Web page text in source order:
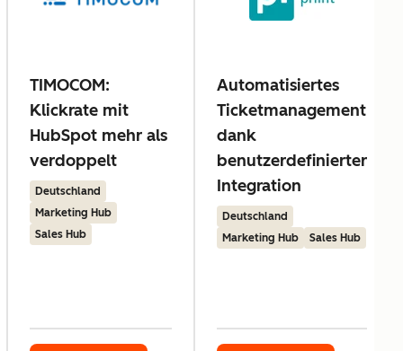
TIMOCOM:
Klickrate mit
HubSpot mehr als
verdoppelt
Deutschland
Marketing Hub
Sales Hub
Automatisiertes
Ticketmanagement
dank
benutzerdefinierter
Integration
Deutschland
Marketing Hub
Sales Hub